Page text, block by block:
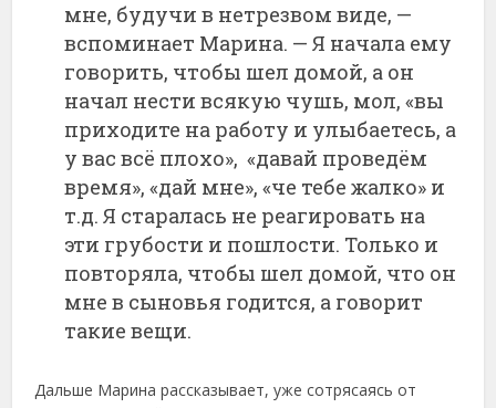
мне, будучи в нетрезвом виде, —
вспоминает Марина. — Я начала ему
говорить, чтобы шел домой, а он
начал нести всякую чушь, мол, «вы
приходите на работу и улыбаетесь, а
у вас всё плохо», «давай проведём
время», «дай мне», «че тебе жалко» и
т.д. Я старалась не реагировать на
эти грубости и пошлости. Только и
повторяла, чтобы шел домой, что он
мне в сыновья годится, а говорит
такие вещи.
Дальше Марина рассказывает, уже сотрясаясь от